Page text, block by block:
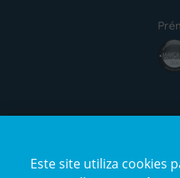
Este site utiliza cookies